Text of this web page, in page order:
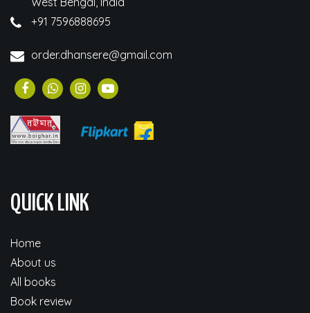
+91 7596888695
order.dhansere@gmail.com
QUICK LINK
Home
About us
All books
Book review